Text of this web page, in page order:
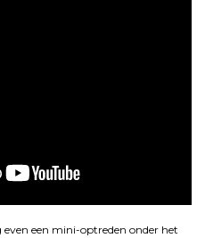
een mini-optreden onder het